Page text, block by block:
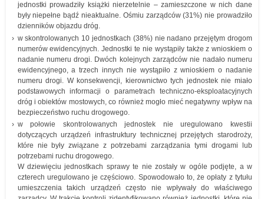
jednostki prowadziły książki nierzetelnie – zamieszczone w nich dane
były niepełne bądź nieaktualne. Ośmiu zarządców (31%) nie prowadziło
dzienników objazdu dróg.
w skontrolowanych 10 jednostkach (38%) nie nadano przejętym drogom
numerów ewidencyjnych. Jednostki te nie wystąpiły także z wnioskiem o
nadanie numeru drogi. Dwóch kolejnych zarządców nie nadało numeru
ewidencyjnego, a trzech innych nie wystąpiło z wnioskiem o nadanie
numeru drogi. W konsekwencji, kierownictwo tych jednostek nie miało
podstawowych informacji o parametrach techniczno-eksploatacyjnych
dróg i obiektów mostowych, co również mogło mieć negatywny wpływ na
bezpieczeństwo ruchu drogowego.
w połowie skontrolowanych jednostek nie uregulowano kwestii
dotyczących urządzeń infrastruktury technicznej przejętych starodroży,
które nie były związane z potrzebami zarządzania tymi drogami lub
potrzebami ruchu drogowego.
W dziewięciu jednostkach sprawy te nie zostały w ogóle podjęte, a w
czterech uregulowano je częściowo. Spowodowało to, że opłaty z tytułu
umieszczenia takich urządzeń często nie wpływały do właściwego